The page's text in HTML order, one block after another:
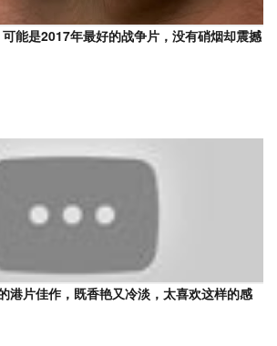
可能是2017年最好的战争片，没有硝烟却震撼
港片佳作，既香艳又冷淡，太喜欢这样的感